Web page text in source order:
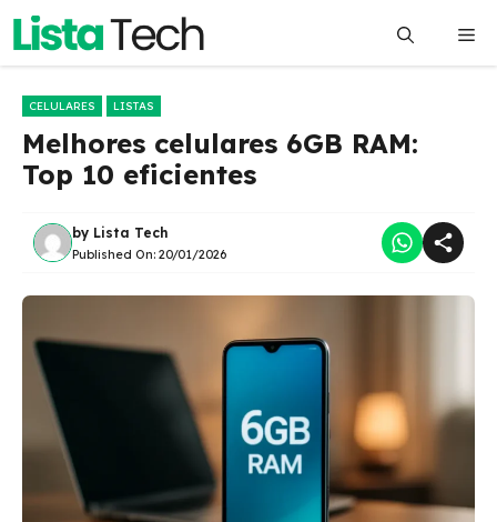
Pular
o
CELULARES LISTAS
Melhores celulares 6GB RAM:
Top 10 eficientes
by Lista Tech
Published On: 20/01/2026